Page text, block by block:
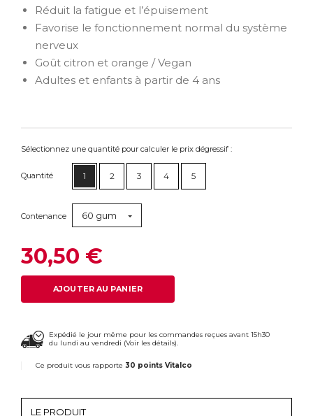
Réduit la fatigue et l’épuisement
Favorise le fonctionnement normal du système
nerveux
Goût citron et orange / Vegan
Adultes et enfants à partir de 4 ans
Sélectionnez une quantité pour calculer le prix dégressif :
Quantité 1 2 3 4 5
Contenance 60 gum
30,50 €
AJOUTER AU PANIER
Expédié le jour même pour les commandes reçues avant 15h30
du lundi au vendredi (Voir les détails).
Ce produit vous rapporte 30 points Vitalco